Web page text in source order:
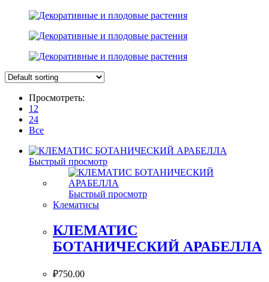
Просмотреть:
12
24
Все
Быстрый просмотр
Быстрый просмотр
Клематисы
КЛЕМАТИС
БОТАНИЧЕСКИЙ АРАБЕЛЛА
₽750.00